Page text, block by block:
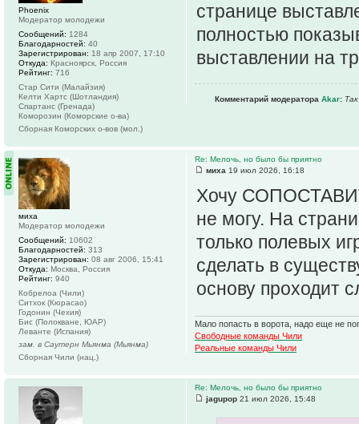
странице
полностью
выставлении на
Комментарий модератора Akar:
Phoenix
Модератор молодежи
Сообщений: 1284
Благодарностей: 40
Зарегистрирован: 18 апр 2007, 17:10
Откуда: Красноярск, Россия
Рейтинг: 716
Стар Сити (Малайзия)
Келти Хартс (Шотландия)
Спартанс (Гренада)
Комoрозин (Коморские о-ва)
Сборная Коморских о-вов (мол.)
Re: Мелочь, но было бы приятно
миха 19 июл 2026, 16:18
Хочу
не могу. На
только полевых
сделать в
основу проходит
Мало попасть в ворота, надо еще не
Свободные команды Чили
Реальные команды Чили
миха
Модератор молодежи
Сообщений: 10602
Благодарностей: 313
Зарегистрирован: 08 авг 2006, 15:41
Откуда: Москва, Россия
Рейтинг: 940
Кобрелоа (Чили)
Ситхок (Кюрасао)
Годонин (Чехия)
Бис (Полокване, ЮАР)
Леванте (Испания)
зам. в Саутерн Мьянма (Мьянма)
Сборная Чили (нац.)
Re: Мелочь, но было бы приятно
jagupop 21 июл 2026, 15:48